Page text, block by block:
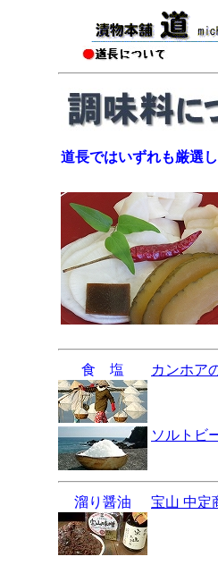
道長ではいずれも厳選
食 塩 カンホア
ソルトビ
溜り醤油 宝山 中定